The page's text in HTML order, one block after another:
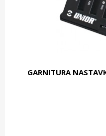
GARNITURA